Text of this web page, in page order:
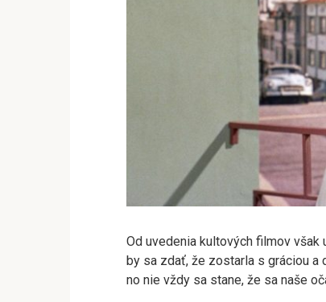
Od uvedenia kultových filmov však
by sa zdať, že zostarla s gráciou
no nie vždy sa stane, že sa naše